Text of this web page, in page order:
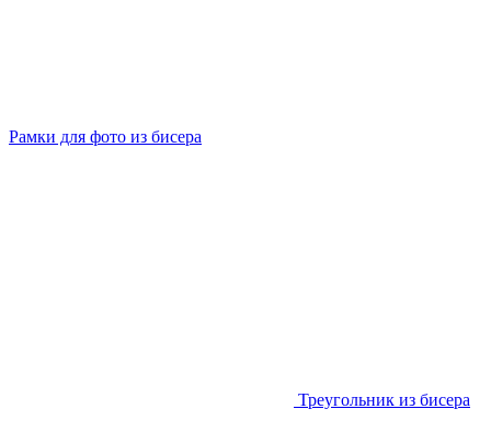
Рамки для фото из бисера
Треугольник из бисера